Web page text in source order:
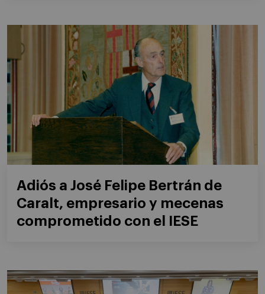
Adiós a José Felipe Bertrán de
Caralt, empresario y mecenas
comprometido con el IESE